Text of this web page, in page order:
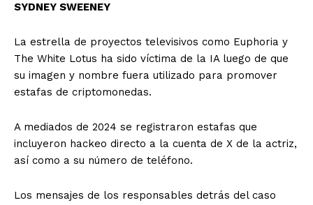
SYDNEY SWEENEY
La estrella de proyectos televisivos como Euphoria y
The White Lotus ha sido víctima de la IA luego de que
su imagen y nombre fuera utilizado para promover
estafas de criptomonedas.
A mediados de 2024 se registraron estafas que
incluyeron hackeo directo a la cuenta de X de la actriz,
así como a su número de teléfono.
Los mensajes de los responsables detrás del caso